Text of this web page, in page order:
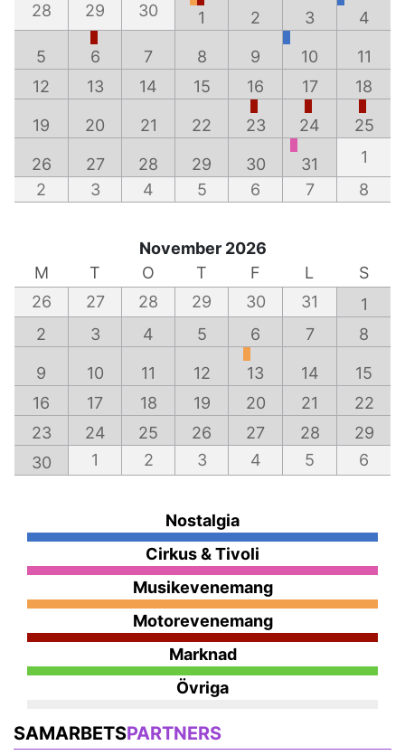
28
29 30 1 2 3 4
5 6 7 8 9 10
11
12
13 14 15 16 17 18
19 20 21 22 23 24 25
26 27 28 29 30 31
1
2
3 4 5 6 7 8
November 2026
M
T O T F L
S
26
27 28 29 30 31
1
2
3 4 5 6 7 8
9 10 11 12 13 14
15
16
17 18 19 20 21
22
23
24 25 26 27 28
29
30
1 2 3 4 5 6
Nostalgia
Cirkus & Tivoli
Musikevenemang
Motorevenemang
Marknad
Övriga
SAMARBETSPARTNERS